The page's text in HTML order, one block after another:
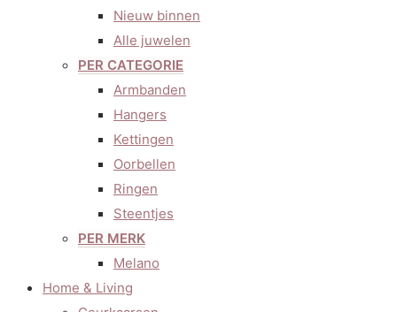
Nieuw binnen
Alle juwelen
PER CATEGORIE
Armbanden
Hangers
Kettingen
Oorbellen
Ringen
Steentjes
PER MERK
Melano
Home & Living